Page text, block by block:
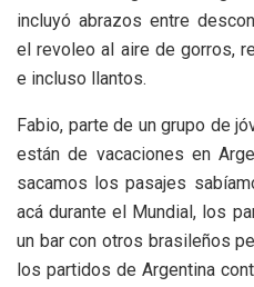
incluyó abrazos entre
el revoleo al aire de gorros,
e incluso llantos.
Fabio, parte de un grupo de
están de vacaciones en
sacamos los pasajes
acá durante el Mundial, los
un bar con otros brasileños
los partidos de Argentina